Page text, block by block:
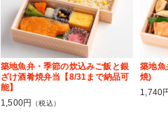
築地魚弁・季節の炊込みご飯と銀
ざけ酒肴焼弁当【8/31まで納品可
能】
1,500円
（税込）
築地魚
焼)
1,740